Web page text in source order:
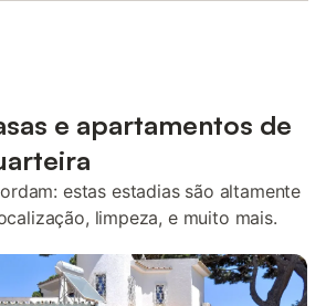
e apartamentos de
estas estadias são altamente
limpeza, e muito mais.